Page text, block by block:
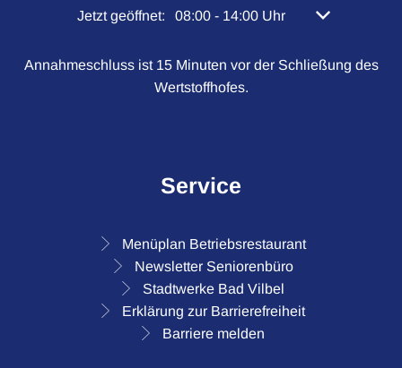
Klicken, um weitere Öffnungs- oder Schließzeiten
Jetzt geöffnet: 08:00 - 14:00 Uhr Von 08:00 bis
Annahmeschluss ist 15 Minuten vor der Schließung des
Wertstoffhofes.
Service
Menüplan Betriebsrestaurant
Newsletter Seniorenbüro
Stadtwerke Bad Vilbel
Erklärung zur Barrierefreiheit
Barriere melden